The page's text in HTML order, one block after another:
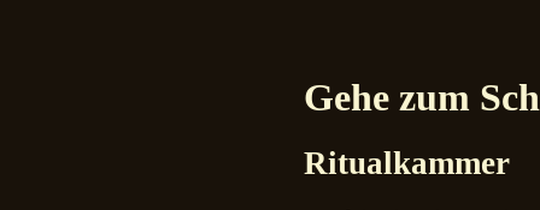
Gehe zum
Ritualkammer